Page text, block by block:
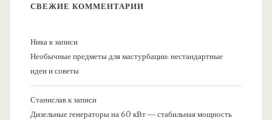
СВЕЖИЕ КОММЕНТАРИИ
Никак записи
Необычные предметы для мастурбации: нестандартные
идеи и советы
Станиславк записи
Дизельные генераторы на 60 кВт — стабильная мощность